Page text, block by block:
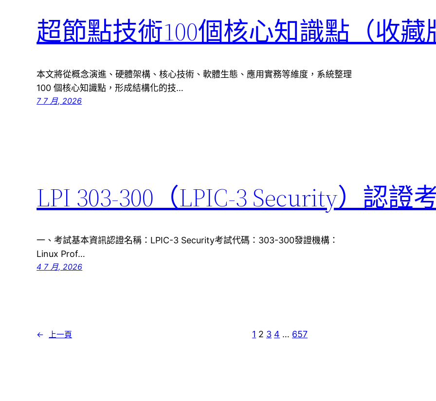
超節點技術100個核心知識點（收藏
本文將從概念演進、硬體架構、核心技術、軟體生態、應用實務等維度，系統整理
100 個核心知識點，形成結構化的技…
7 7 月, 2026
LPI 303-300（LPIC-3 Security）認證
一、考試基本資訊認證名稱：LPIC-3 Security考試代碼：303-300發證機構：
Linux Prof…
4 7 月, 2026
← 上一頁 1 2 3 4 … 657